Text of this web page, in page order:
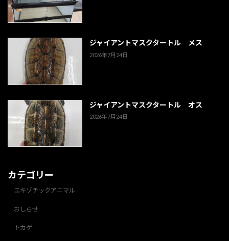
ジャイアントマスクタートル メス
2026年7月24日
ジャイアントマスクタートル オス
2026年7月24日
カテゴリー
エキゾチックアニマル
おしらせ
トカゲ